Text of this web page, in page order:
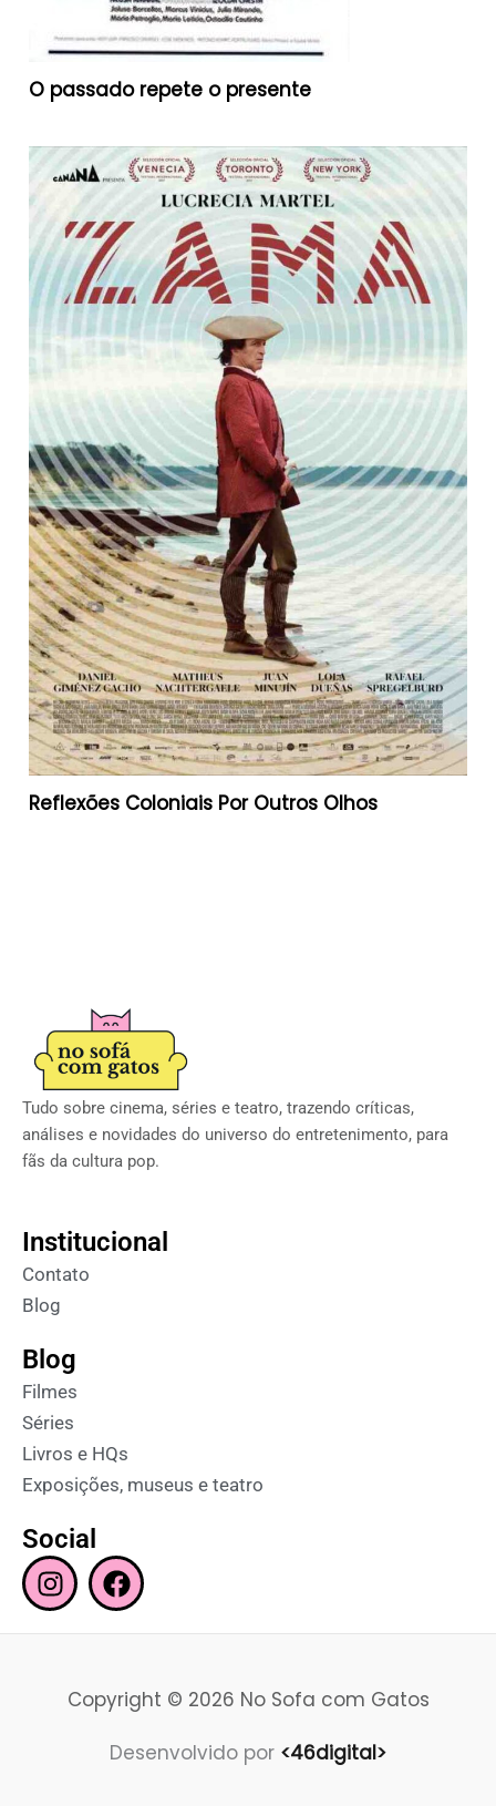
O passado repete o presente
Reflexões Coloniais Por Outros Olhos
Tudo sobre cinema, séries e teatro, trazendo críticas,
análises e novidades do universo do entretenimento, para
fãs da cultura pop.
Institucional
Contato
Blog
Blog
Filmes
Séries
Livros e HQs
Exposições, museus e teatro
Social
I
n
s
F
a
c
o
o
k
Copyright © 2026 No Sofa com Gatos
Desenvolvido por <46digital>